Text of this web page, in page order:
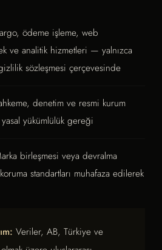
ödeme işleme, web
ve analitik hizmetleri — yalnızca
sözleşmesi çerçevesinde
denetim ve resmi kurum
yükümlülük gereği
birleşmesi veya devralma
standartları muhafaza edilerek
Veriler, AB, Türkiye ve